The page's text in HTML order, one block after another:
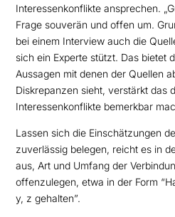
Interessenkonflikte ansprechen.
Frage souverän und offen um.
bei einem Interview auch die
sich ein Experte stützt. Das bietet
Aussagen mit denen der Quellen
Diskrepanzen sieht, verstärkt das
Interessenkonflikte bemerkbar
Lassen sich die Einschätzungen
zuverlässig belegen, reicht es in
aus, Art und Umfang der
offenzulegen, etwa in der Form
y, z gehalten”.